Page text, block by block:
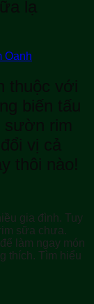
lạ
Oanh
thuộc với
biến tấu
sườn rim
vị cả
thôi nào!
gia đình. Tuy
sữa chưa.
làm ngay món
thích. Tìm hiểu